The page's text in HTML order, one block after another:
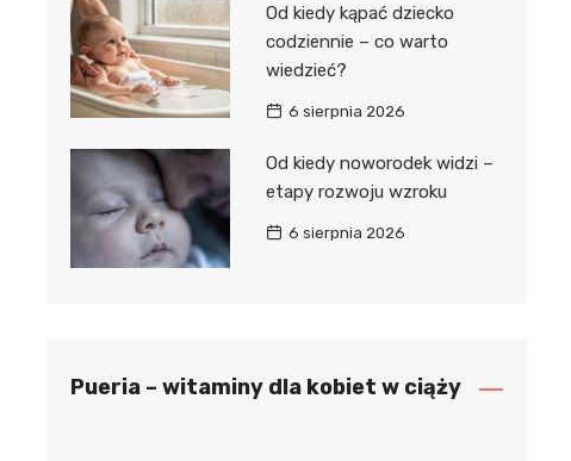
Od kiedy kąpać dziecko
codziennie – co warto
wiedzieć?
6 sierpnia 2026
Od kiedy noworodek widzi –
etapy rozwoju wzroku
6 sierpnia 2026
Pueria – witaminy dla kobiet w ciąży